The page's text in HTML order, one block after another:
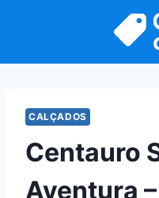
CALÇADOS
Centauro
Aventura